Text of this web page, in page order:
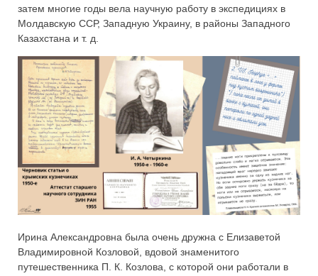
затем многие годы вела научную работу в экспедициях в
Молдавскую ССР, Западную Украину, в районы Западного
Казахстана и т. д.
Ирина Александровна была очень дружна с Елизаветой
Владимировной Козловой, вдовой знаменитого
путешественника П. К. Козлова, с которой они работали в